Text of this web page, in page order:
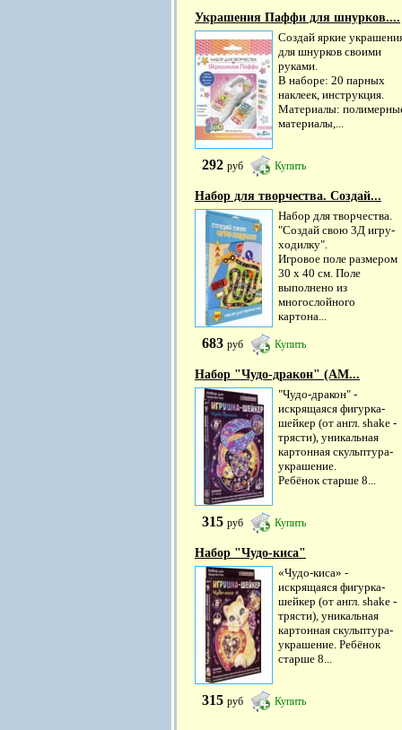
Украшения Паффи для шнурков....
Создай яркие
для шнурков своими
руками.
В наборе: 20 парных
наклеек, инструкция.
Материалы:
материалы,...
292 руб Купить
Набор для творчества. Создай...
Набор для творчества.
"Создай свою 3Д игру-
ходилку".
Игровое поле размером
30 х 40 см. Поле
выполнено из
многослойного
картона...
683 руб Купить
Набор "Чудо-дракон" (АМ...
"Чудо-дракон" -
искрящаяся фигурка-
шейкер (от англ. shake -
трясти), уникальная
картонная скульптура-
украшение.
Ребёнок старше 8...
315 руб Купить
Набор "Чудо-киса"
«Чудо-киса» -
искрящаяся фигурка-
шейкер (от англ. shake -
трясти), уникальная
картонная скульптура-
украшение. Ребёнок
старше 8...
315 руб Купить